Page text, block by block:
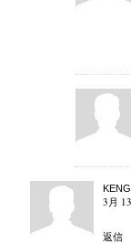
3月
返信